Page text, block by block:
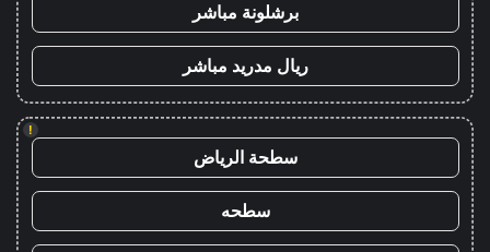
برشلونة مباشر
ريال مدريد مباشر
!
سطحة الرياض
سطحه